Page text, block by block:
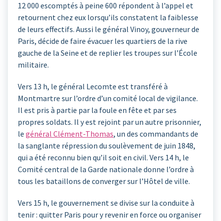
12 000 escomptés à peine 600 répondent à l’appel et
retournent chez eux lorsqu’ils constatent la faiblesse
de leurs effectifs. Aussi le général Vinoy, gouverneur de
Paris, décide de faire évacuer les quartiers de la rive
gauche de la Seine et de replier les troupes sur l’École
militaire.
Vers 13 h, le général Lecomte est transféré à
Montmartre sur l’ordre d’un comité local de vigilance.
Il est pris à partie par la foule en fête et par ses
propres soldats. Il y est rejoint par un autre prisonnier,
le général Clément-Thomas, un des commandants de
la sanglante répression du soulèvement de juin 1848,
qui a été reconnu bien qu’il soit en civil. Vers 14 h, le
Comité central de la Garde nationale donne l’ordre à
tous les bataillons de converger sur l’Hôtel de ville.
Vers 15 h, le gouvernement se divise sur la conduite à
tenir : quitter Paris pour y revenir en force ou organiser